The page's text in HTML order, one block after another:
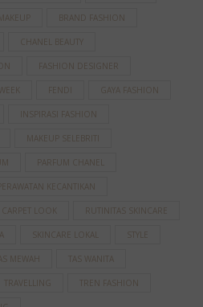
BRAND FASHION
CHANEL BEAUTY
FASHION DESIGNER
FENDI GAYA FASHION
INSPIRASI FASHION
MAKEUP SELEBRITI
PARFUM CHANEL
KECANTIKAN
LOOK RUTINITAS SKINCARE
SKINCARE LOKAL STYLE
MEWAH TAS WANITA
TRAVELLING TREN FASHION